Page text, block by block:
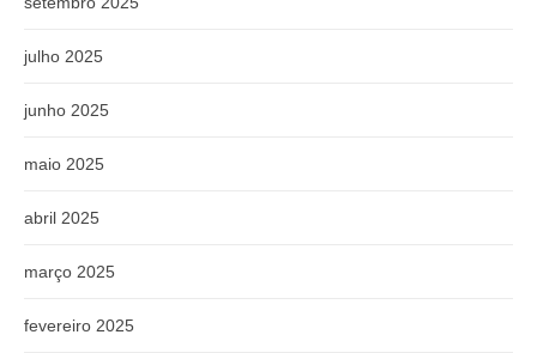
julho 2025
junho 2025
maio 2025
abril 2025
março 2025
fevereiro 2025